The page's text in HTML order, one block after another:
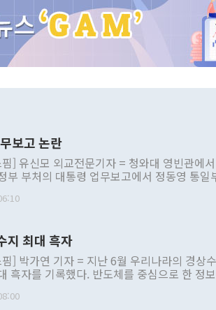
보고 논란
] 유신모 외교전문기자 = 청와대 영빈관에
부 부처의 대통령 업무보고에서 정동영 통일
정부 내 조율을 거치지 않은 사안을 정책으로
에 근거한 비현실적 구상'이라는 비판을 내놨
책 관련 발언이 물의를 빚은 적은 여러 번 있
이 공개적으로 부정적 입장을 표명한 것은
대북 접근법과 월권을 제어해야 한다는 목소
지 최대 흑자
] 박가연 기자 = 지난 6월 우리나라의 경상
흑자를 기록했다. 반도체를 중심으로 한 정
잠정)'에 따르